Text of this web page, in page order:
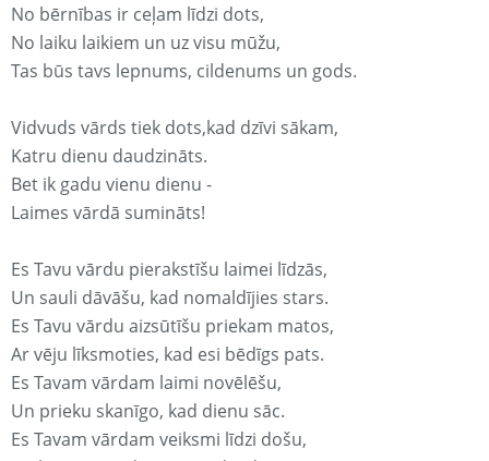
No bērnības ir ceļam līdzi dots,
No laiku laikiem un uz visu mūžu,
Tas būs tavs lepnums, cildenums un gods.
Vidvuds vārds tiek dots,kad dzīvi sākam,
Katru dienu daudzināts.
Bet ik gadu vienu dienu -
Laimes vārdā sumināts!
Es Tavu vārdu pierakstīšu laimei līdzās,
Un sauli dāvāšu, kad nomaldījies stars.
Es Tavu vārdu aizsūtīšu priekam matos,
Ar vēju līksmoties, kad esi bēdīgs pats.
Es Tavam vārdam laimi novēlēšu,
Un prieku skanīgo, kad dienu sāc.
Es Tavam vārdam veiksmi līdzi došu,